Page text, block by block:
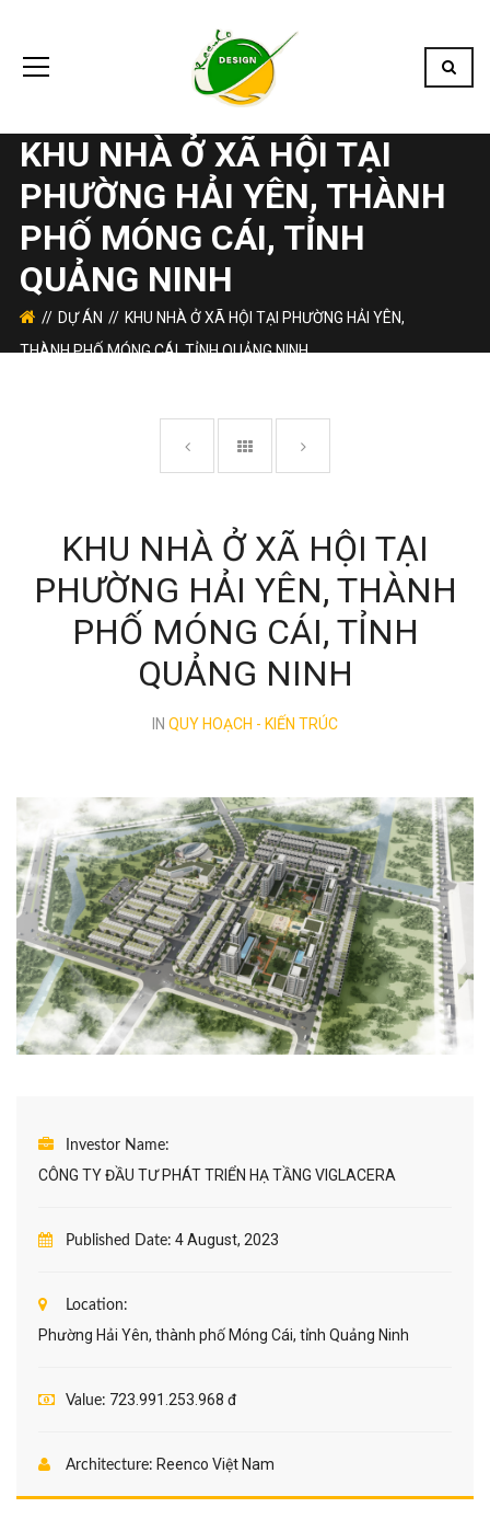
KHU NHÀ Ở XÃ HỘI TẠI
PHƯỜNG HẢI YÊN, THÀNH
PHỐ MÓNG CÁI, TỈNH
QUẢNG NINH
DỰ ÁN
KHU NHÀ Ở XÃ HỘI TẠI PHƯỜNG HẢI YÊN,
THÀNH PHỐ MÓNG CÁI, TỈNH QUẢNG NINH
KHU NHÀ Ở XÃ HỘI TẠI
PHƯỜNG HẢI YÊN, THÀNH
PHỐ MÓNG CÁI, TỈNH
QUẢNG NINH
IN QUY HOẠCH - KIẾN TRÚC
Investor Name:
CÔNG TY ĐẦU TƯ PHÁT TRIỂN HẠ TẦNG VIGLACERA
Published Date: 4 August, 2023
Location:
Phường Hải Yên, thành phố Móng Cái, tỉnh Quảng Ninh
Value: 723.991.253.968 đ
Architecture: Reenco Việt Nam